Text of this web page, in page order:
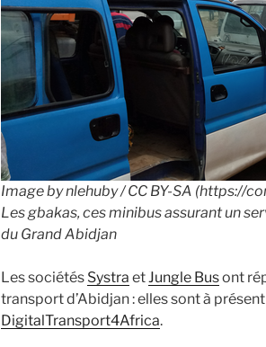
Image by nlehuby / CC BY-SA (https://
Les gbakas, ces minibus assurant un
du Grand Abidjan
Les sociétés Systra et Jungle Busont
transport d’Abidjan : elles sont à
DigitalTransport4Africa.